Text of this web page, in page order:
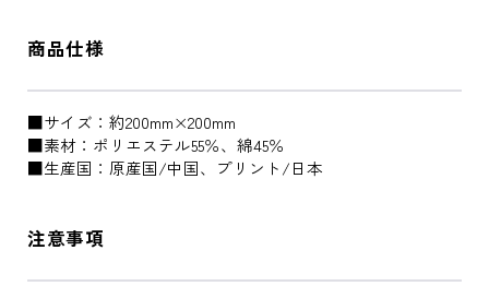
商品仕様
■サイズ：約200mm×200mm
■素材：ポリエステル55％、綿45％
■生産国：原産国/中国、プリント/日本
注意事項